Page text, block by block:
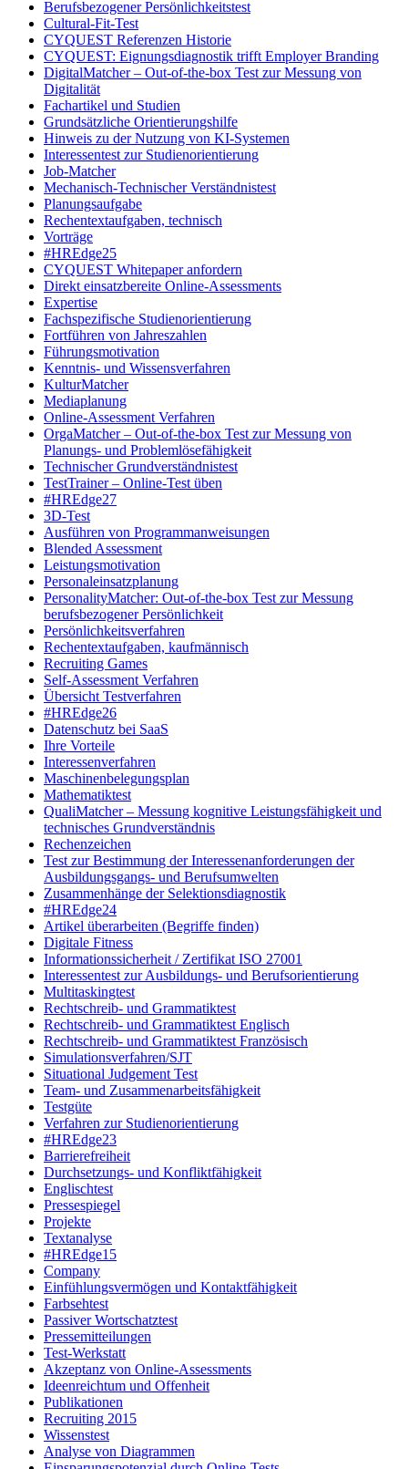
Berufsbezogener Persönlichkeitstest
Cultural-Fit-Test
CYQUEST Referenzen Historie
CYQUEST: Eignungsdiagnostik trifft Employer Branding
DigitalMatcher – Out-of-the-box Test zur Messung von
Digitalität
Fachartikel und Studien
Grundsätzliche Orientierungshilfe
Hinweis zu der Nutzung von KI-Systemen
Interessentest zur Studienorientierung
Job-Matcher
Mechanisch-Technischer Verständnistest
Planungsaufgabe
Rechentextaufgaben, technisch
Vorträge
#HREdge25
CYQUEST Whitepaper anfordern
Direkt einsatzbereite Online-Assessments
Expertise
Fachspezifische Studienorientierung
Fortführen von Jahreszahlen
Führungsmotivation
Kenntnis- und Wissensverfahren
KulturMatcher
Mediaplanung
Online-Assessment Verfahren
OrgaMatcher – Out-of-the-box Test zur Messung von
Planungs- und Problemlösefähigkeit
Technischer Grundverständnistest
TestTrainer – Online-Test üben
#HREdge27
3D-Test
Ausführen von Programmanweisungen
Blended Assessment
Leistungsmotivation
Personaleinsatzplanung
PersonalityMatcher: Out-of-the-box Test zur Messung
berufsbezogener Persönlichkeit
Persönlichkeitsverfahren
Rechentextaufgaben, kaufmännisch
Recruiting Games
Self-Assessment Verfahren
Übersicht Testverfahren
#HREdge26
Datenschutz bei SaaS
Ihre Vorteile
Interessenverfahren
Maschinenbelegungsplan
Mathematiktest
QualiMatcher – Messung kognitive Leistungsfähigkeit und
technisches Grundverständnis
Rechenzeichen
Test zur Bestimmung der Interessenanforderungen der
Ausbildungsgangs- und Berufsumwelten
Zusammenhänge der Selektionsdiagnostik
#HREdge24
Artikel überarbeiten (Begriffe finden)
Digitale Fitness
Informationssicherheit / Zertifikat ISO 27001
Interessentest zur Ausbildungs- und Berufsorientierung
Multitaskingtest
Rechtschreib- und Grammatiktest
Rechtschreib- und Grammatiktest Englisch
Rechtschreib- und Grammatiktest Französisch
Simulationsverfahren/SJT
Situational Judgement Test
Team- und Zusammenarbeitsfähigkeit
Testgüte
Verfahren zur Studienorientierung
#HREdge23
Barrierefreiheit
Durchsetzungs- und Konfliktfähigkeit
Englischtest
Pressespiegel
Projekte
Textanalyse
#HREdge15
Company
Einfühlungsvermögen und Kontaktfähigkeit
Farbsehtest
Passiver Wortschatztest
Pressemitteilungen
Test-Werkstatt
Akzeptanz von Online-Assessments
Ideenreichtum und Offenheit
Publikationen
Recruiting 2015
Wissenstest
Analyse von Diagrammen